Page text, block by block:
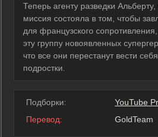
Теперь агенту разведки
миссия состояла в том, чтобы
для французского
эту группу новоявленных
что все они перестанут вести
подростки.
Подборки:
YouTube
Перевод:
GoldTeam